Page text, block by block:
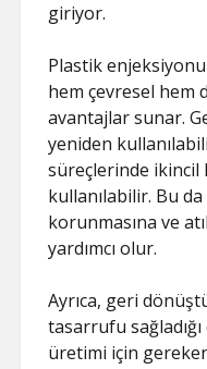
giriyor.
Plastik
hem çevresel hem
avantajlar sunar.
yeniden
süreçlerinde ikincil
kullanılabilir. Bu
korunmasına ve
yardımcı olur.
Ayrıca, geri
tasarrufu
üretimi için